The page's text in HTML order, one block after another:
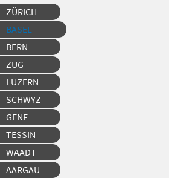
ZÜRICH
BASEL
BERN
ZUG
LUZERN
SCHWYZ
GENF
TESSIN
WAADT
AARGAU